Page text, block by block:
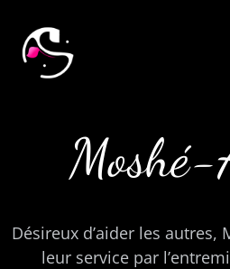
Désireux d’aider les autres,
leur service par